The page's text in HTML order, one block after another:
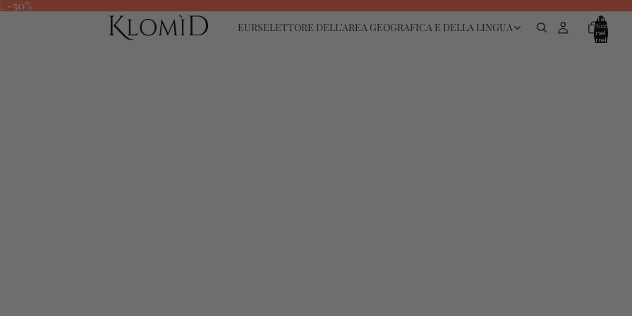
-50%
EURSELETTORE DELL'AREA GEOGRAFICA E DELLA LINGUA
Totale
articoli
nel
carrello: